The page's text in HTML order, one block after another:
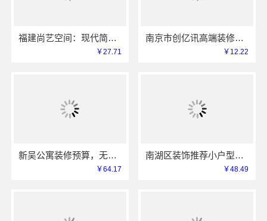
福建尚艺空间：现代简约室内家装免费设计价格
￥27.71
南京市创亿讯高端装修服务怎么样？本地环保整装
￥12.22
新吴公寓装修预算，无锡亿莱居装饰工程材料有限公司一站式服务
￥64.17
南湖区装饰推荐小户型，嘉兴锦居装饰材料有限公司服务好
￥48.49